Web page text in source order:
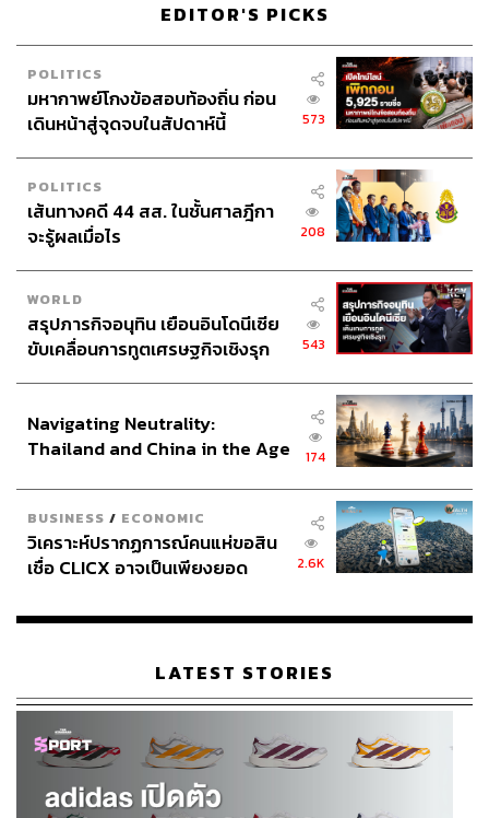
EDITOR'S PICKS
POLITICS
มหากาพย์โกงข้อสอบท้องถิ่น ก่อน
เดินหน้าสู่จุดจบในสัปดาห์นี้
573
POLITICS
เส้นทางคดี 44 สส. ในชั้นศาลฎีกา
จะรู้ผลเมื่อไร
208
WORLD
สรุปภารกิจอนุทิน เยือนอินโดนีเซีย
ขับเคลื่อนการทูตเศรษฐกิจเชิงรุก
543
Navigating Neutrality:
Thailand and China in the Age
174
BUSINESS / ECONOMIC
วิเคราะห์ปรากฏการณ์คนแห่ขอสิน
เชื่อ CLICX อาจเป็นเพียงยอด
เรือนไทยที่ถูกซุกไว้
2.6K
LATEST STORIES